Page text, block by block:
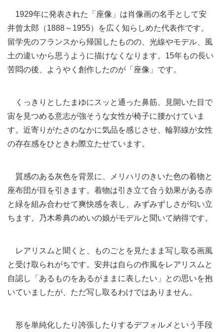
1929年に発表された「座像」は肖像画の名手として安
井曾太郎（1888～1955）を広く知らしめた代表作です。
留学先のフランスから帰国したものの、光線やモデル、風
土の違いから思うように描けなくなります。15年もの長い
苦悶の後、ようやく創作したのが「座像」です。
くっきりとしたまゆにスッと通った鼻筋、見開いた目で
宙を見つめる意志が強そうな女性が椅子に腰かけていま
す。近寄りがたさのなかに気品を感じさせ、輪郭線が女性
の存在感をひときわ際立たせています。
質感のある灰色を背景に、メリハリのきいた色の着物と
座布団が目を引きます。着物は引き立て合う効果がある赤
と緑を組み合わせて爽快感を表し、みずみずしさが匂い立
ちます。乃木希典のめいの娘がモデルと聞いて納得です。
レアリスムと聞くと、ものごとを見たまま写し取る画風
と受け取られがちです。安井は自らの作風をレアリスムと
自認し「あるものをあるがままに表したい」との思いを抱
いていましたが、ただ写し取るわけではありません。
形を単純化したり誇張したりするデフォルメという手段